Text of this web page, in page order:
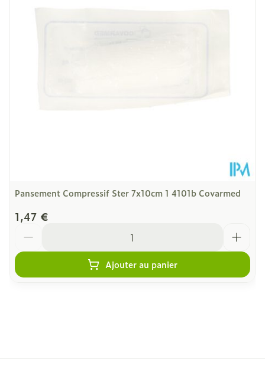
Pansement Compressif Ster 7x10cm 1 4101b Covarmed
1,47 €
Ajouter au panier